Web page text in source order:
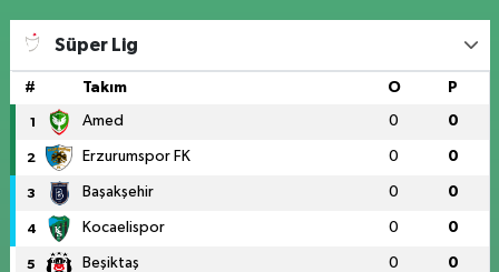
Süper Lig
# Takım O P
1 Amed 0 0
2 Erzurumspor FK 0 0
3 Başakşehir 0 0
4 Kocaelispor 0 0
5 Beşiktaş 0 0